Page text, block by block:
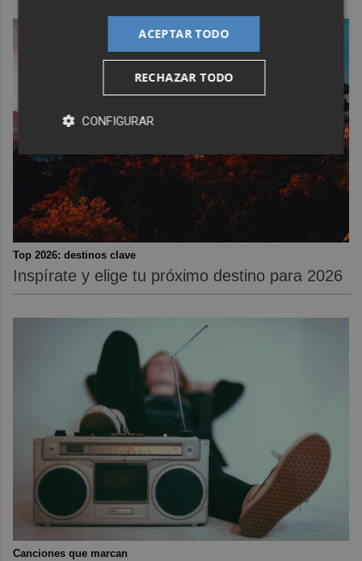
Top 2026: destinos clave
Inspírate y elige tu próximo destino para 2026
Canciones que marcan
ACEPTAR TODO
RECHAZAR TODO
CONFIGURAR